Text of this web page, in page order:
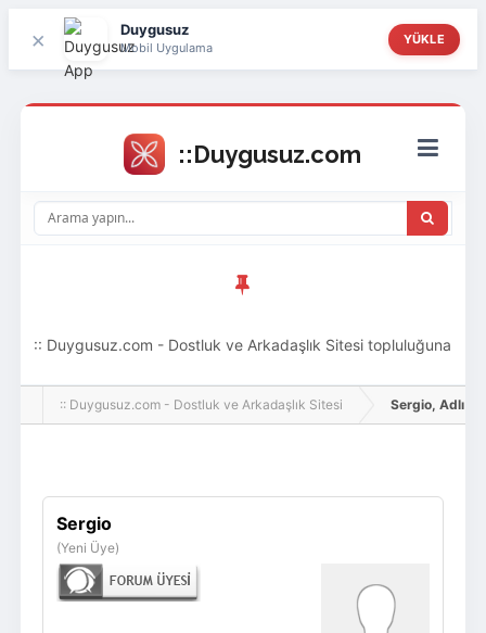
× Duygusuz
Mobil Uygulama
YÜKLE
:: Duygusuz.com - Dostluk ve Arkadaşlık Sitesi topluluğuna
hoş geldin ziyaretçi! Aramıza katılmak istersen kayıt
:: Duygusuz.com - Dostluk ve Arkadaşlık Sitesi Sergio, Adlı
Sergio
(Yeni Üye)